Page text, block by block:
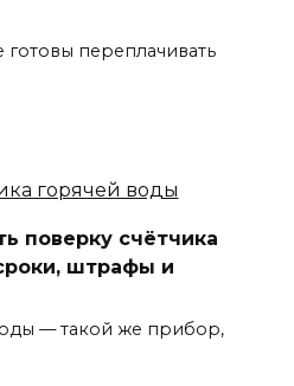
переплачивать
поверку счётчика
штрафы и
— такой же прибор,